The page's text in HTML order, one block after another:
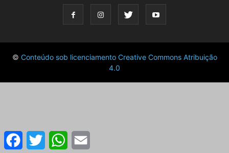
© Conteúdo sob licenciamento Creative Commons Atribuição
4.0
FacebookTwitter WhatsApp